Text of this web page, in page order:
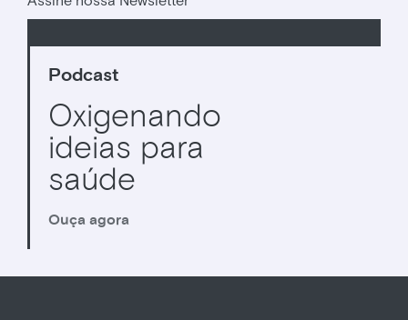
Podcast
Oxigenando
ideias para
saúde
Ouça agora